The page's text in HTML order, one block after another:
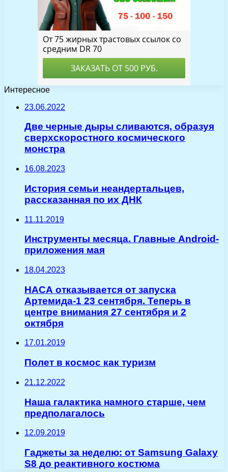
Интересное
23.06.2022
Две черные дыры сливаются, образуя
сверхскоростного космического
монстра
16.08.2023
История семьи неандертальцев,
рассказанная по их ДНК
11.11.2019
Инструменты месяца. Главные Android-
приложения мая
18.04.2023
НАСА отказывается от запуска
Артемида-1 23 сентября. Теперь в
центре внимания 27 сентября и 2
октября
17.01.2019
Полет в космос как туризм
21.12.2022
Наша галактика намного старше, чем
предполагалось
12.09.2019
Гаджеты за неделю: от Samsung Galaxy
S8 до реактивного костюма